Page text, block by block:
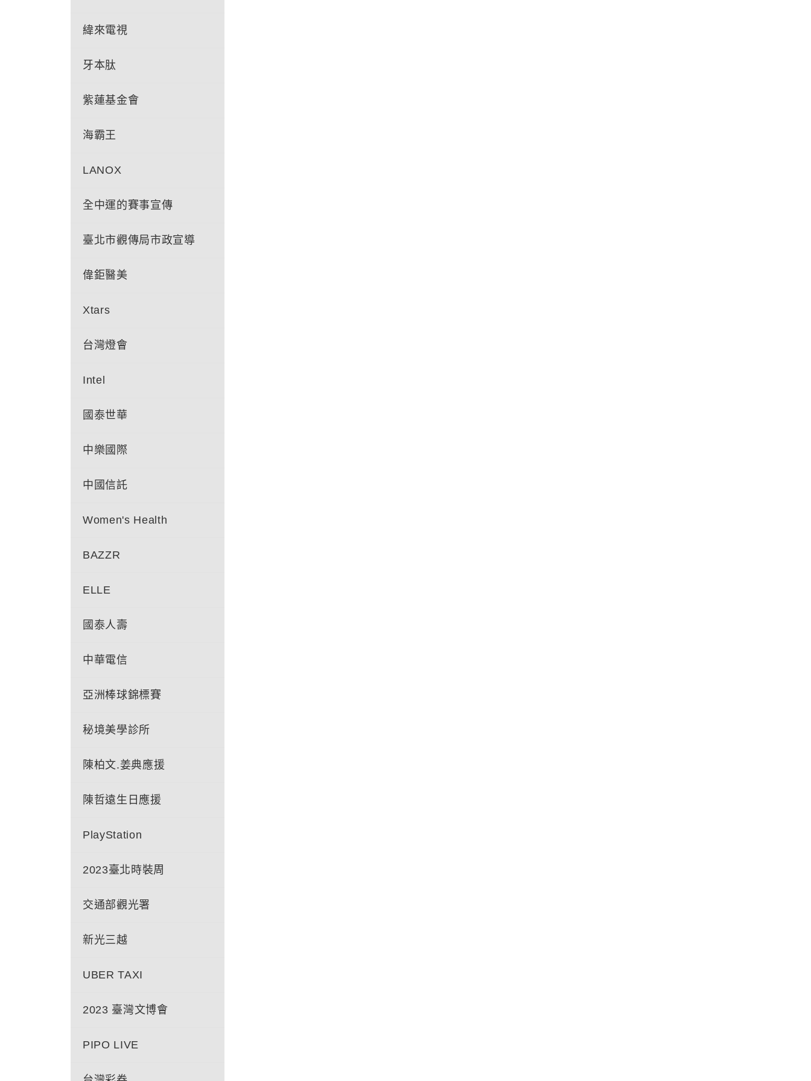
緯來電視
牙本肽
紫蓮基金會
海霸王
LANOX
全中運的賽事宣傳
臺北市觀傳局市政宣導
偉鉅醫美
Xtars
台灣燈會
Intel
國泰世華
中樂國際
中國信託
Women's Health
BAZZR
ELLE
國泰人壽
中華電信
亞洲棒球錦標賽
秘境美學診所
陳柏文.姜典應援
陳哲遠生日應援
PlayStation
2023臺北時裝周
交通部觀光署
新光三越
UBER TAXI
2023 臺灣文博會
PIPO LIVE